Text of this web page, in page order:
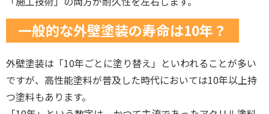
一般的な外壁塗装の寿命は10年？
外壁塗装は「10年ごとに塗り替え」といわれることが多い
ですが、高性能塗料が普及した時代においては10年以上持
つ塗料もあります。